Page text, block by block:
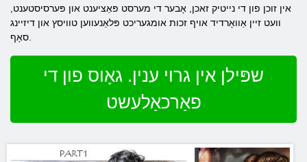
אין זוכן פון די נייטיק זאכן, אָבער די מערסט פּאַציענט און פּערסיסטענט,
וועט זיין אַוואָרדיד אויף זכות אומגעריכט פּלאַנעווען טוויסץ און דיזיינג
שפּילן אין גרוי ענין. גאָוס פון די
פאַרכאַלעשט